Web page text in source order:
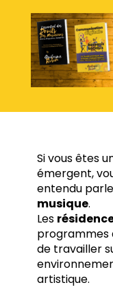
Si vous êtes
émergent,
entendu
musique.
Les
programmes
de travailler
artistique.